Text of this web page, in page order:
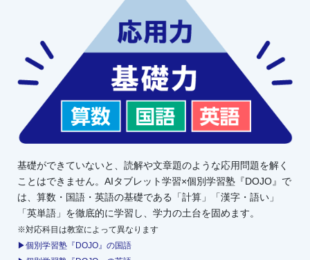
基礎ができていないと、読解や文章題のような応用問題を解く
ことはできません。AIタブレット学習×個別学習塾『DOJO』で
は、算数・国語・英語の基礎である「計算」「漢字・語い」
「英単語」を徹底的に学習し、学力の土台を固めます。
※対応科目は教室によって異なります
▶個別学習塾『DOJO』の国語